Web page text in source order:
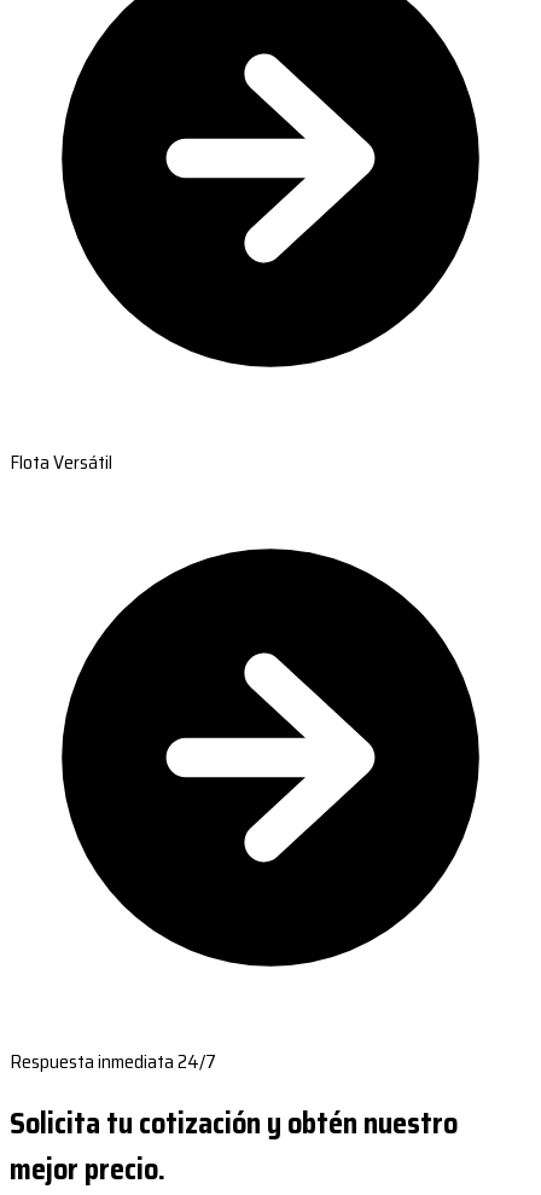
Flota Versátil
Respuesta inmediata 24/7
Solicita tu cotización y obtén nuestro
mejor precio.